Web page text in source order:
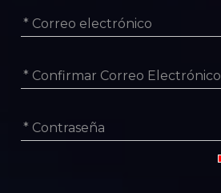
* Correo electrónico
* Confirmar Correo Electrónico
* Contraseña